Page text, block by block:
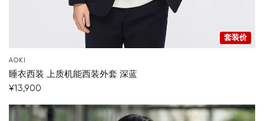
套装价
AOKI
睡衣西装 上质机能西装外套 深蓝
¥13,900